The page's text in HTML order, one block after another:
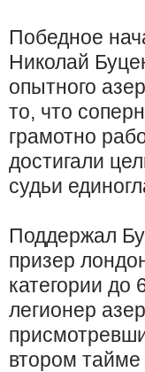
Победное
Николай
опытного
то, что
грамотно
достигали
судьи
Поддержал
призер
категории до
легионер
втором тайме